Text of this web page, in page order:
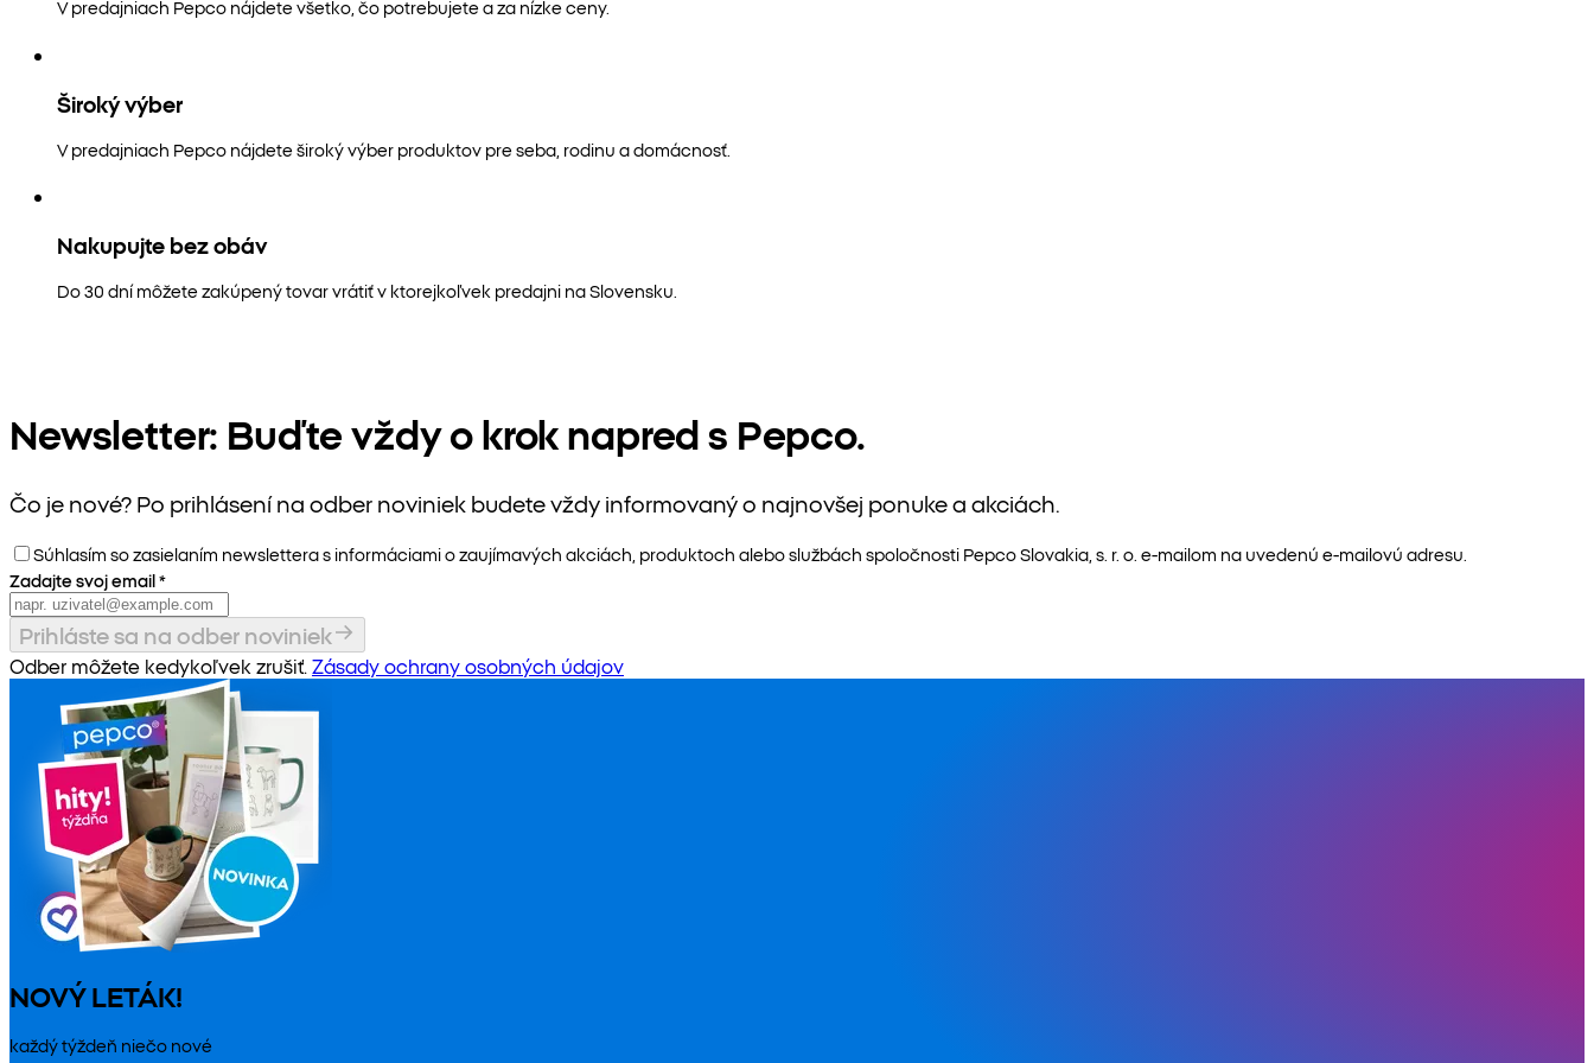
V predajniach Pepco nájdete všetko, čo potrebujete a za nízke ceny.
Široký výber
V predajniach Pepco nájdete široký výber produktov pre seba, rodinu a domácnosť.
Nakupujte bez obáv
Do 30 dní môžete zakúpený tovar vrátiť v ktorejkoľvek predajni na Slovensku.
Newsletter: Buďte vždy o krok napred s Pepco.
Čo je nové? Po prihlásení na odber noviniek budete vždy informovaný o najnovšej ponuke a akciách.
Súhlasím so zasielaním newslettera s informáciami o zaujímavých akciách, produktoch alebo službách spoločnosti Pepco Slovakia, s. r. o. e-mailom na uvedenú e-mailovú adresu.
Zadajte svoj email*
Prihláste sa na odber noviniek
Odber môžete kedykoľvek zrušiť. Zásady ochrany osobných údajov
NOVÝ LETÁK!
každý týždeň niečo nové